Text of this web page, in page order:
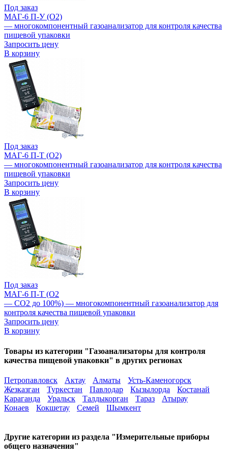
Под заказ
МАГ-6 П-У (О2)
— многокомпонентный газоанализатор для контроля качества
пищевой упаковки
Запросить цену
В корзину
Под заказ
МАГ-6 П-Т (О2)
— многокомпонентный газоанализатор для контроля качества
пищевой упаковки
Запросить цену
В корзину
Под заказ
МАГ-6 П-Т (O2
— CO2 до 100%) — многокомпонентный газоанализатор для
контроля качества пищевой упаковки
Запросить цену
В корзину
Товары из категории "Газоанализаторы для контроля
качества пищевой упаковки" в других регионах
Петропавловск Актау Алматы
Усть-Каменогорск
Жезказган
Туркестан Павлодар Кызылорда
Костанай
Караганда
Уральск Талдыкорган Тараз
Атырау
Конаев
Кокшетау Семей Шымкент
Другие категории из раздела "Измерительные приборы
общего назначения"